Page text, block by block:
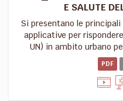
E SALUTE
Si presentano le
applicative per
UN) in ambito urbano
PDF